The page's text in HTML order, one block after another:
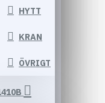
HYTT
KRAN
ÖVRIGT